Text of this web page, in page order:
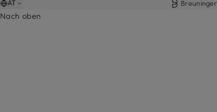
AT Breuninger
Nach oben